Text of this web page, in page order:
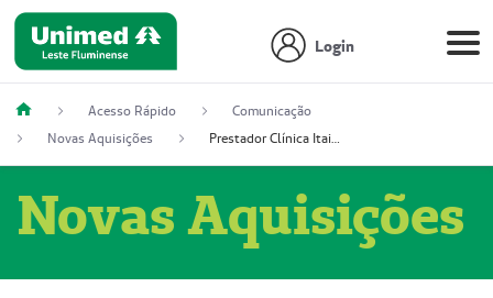
Login
Acesso Rápido
Comunicação
Novas Aquisições
Prestador Clínica Itaipú Ltda (51004348-2)
Novas Aquisições